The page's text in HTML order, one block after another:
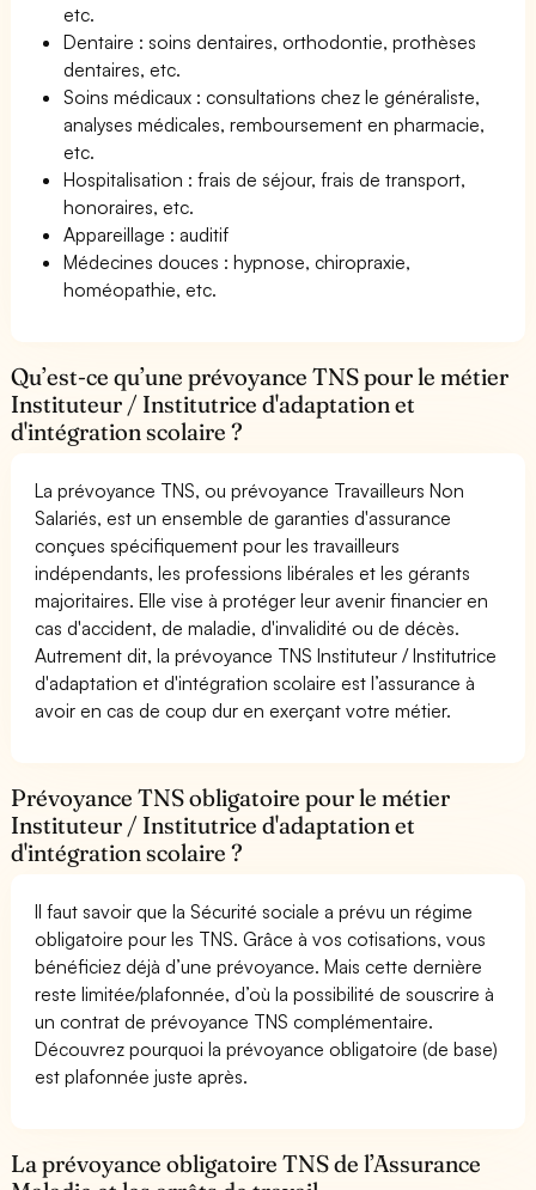
etc.
Dentaire : soins dentaires, orthodontie, prothèses
dentaires, etc.
Soins médicaux : consultations chez le généraliste,
analyses médicales, remboursement en pharmacie,
etc.
Hospitalisation : frais de séjour, frais de transport,
honoraires, etc.
Appareillage : auditif
Médecines douces : hypnose, chiropraxie,
homéopathie, etc.
Qu’est-ce qu’une prévoyance TNS pour le métier
Instituteur / Institutrice d'adaptation et
d'intégration scolaire ?
La prévoyance TNS, ou prévoyance Travailleurs Non
Salariés, est un ensemble de garanties d'assurance
conçues spécifiquement pour les travailleurs
indépendants, les professions libérales et les gérants
majoritaires. Elle vise à protéger leur avenir financier en
cas d'accident, de maladie, d'invalidité ou de décès.
Autrement dit, la prévoyance TNS Instituteur / Institutrice
d'adaptation et d'intégration scolaire est l’assurance à
avoir en cas de coup dur en exerçant votre métier.
Prévoyance TNS obligatoire pour le métier
Instituteur / Institutrice d'adaptation et
d'intégration scolaire ?
Il faut savoir que la Sécurité sociale a prévu un régime
obligatoire pour les TNS. Grâce à vos cotisations, vous
bénéficiez déjà d’une prévoyance. Mais cette dernière
reste limitée/plafonnée, d’où la possibilité de souscrire à
un contrat de prévoyance TNS complémentaire.
Découvrez pourquoi la prévoyance obligatoire (de base)
est plafonnée juste après.
La prévoyance obligatoire TNS de l’Assurance